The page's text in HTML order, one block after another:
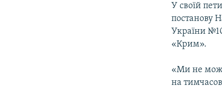
У своїй
постанову
України
«Крим».
«Ми не
на